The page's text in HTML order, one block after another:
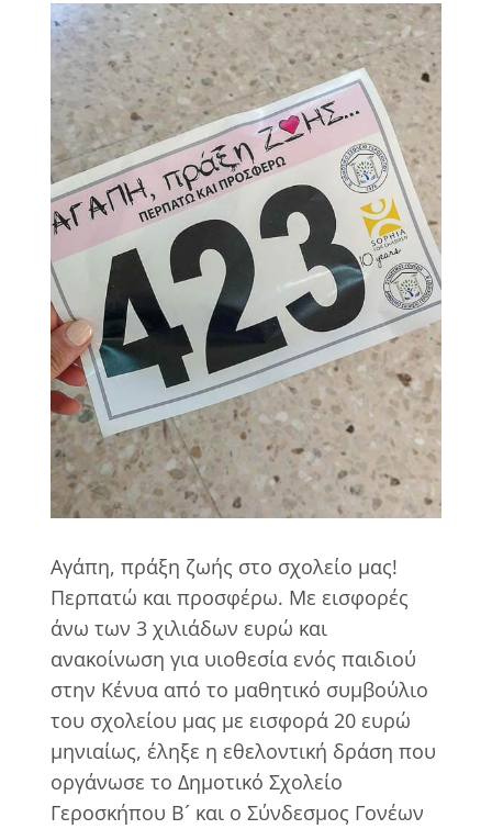
View
Larger
Image
Αγάπη, πράξη ζωής στο σχολείο μας!
Περπατώ και προσφέρω. Με εισφορές
άνω των 3 χιλιάδων ευρώ και
ανακοίνωση για υιοθεσία ενός παιδιού
στην Κένυα από το μαθητικό συμβούλιο
του σχολείου μας με εισφορά 20 ευρώ
μηνιαίως, έληξε η εθελοντική δράση που
οργάνωσε το Δημοτικό Σχολείο
Γερoσκήπου Β´ και ο Σύνδεσμος Γονέων